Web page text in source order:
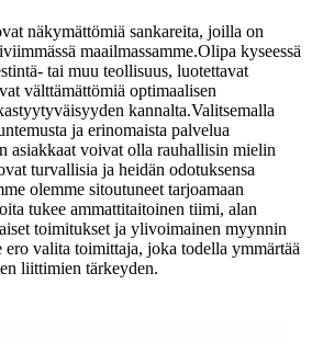
näkymättömiä sankareita, joilla on
maailmassamme.Olipa kyseessä
tai muu teollisuus, luotettavat
välttämättömiä optimaalisen
kannalta.Valitsemalla
ja erinomaista palvelua
asiakkaat voivat olla rauhallisin mielin
turvallisia ja heidän odotuksensa
olemme sitoutuneet tarjoamaan
tukee ammattitaitoinen tiimi, alan
toimitukset ja ylivoimainen myynnin
valita toimittaja, joka todella ymmärtää
liittimien tärkeyden.